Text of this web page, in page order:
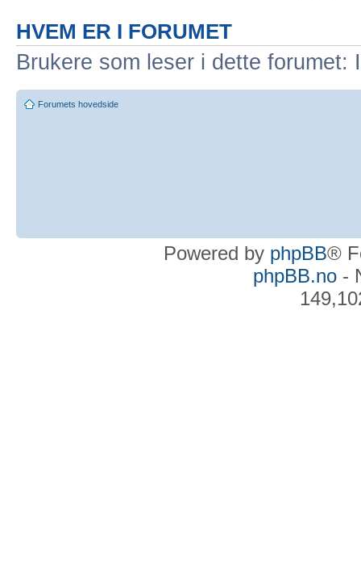
HVEM ER I FORUMET
Brukere som leser i dette
Forumets hovedside
Powered by phpBB®
phpBB.no-